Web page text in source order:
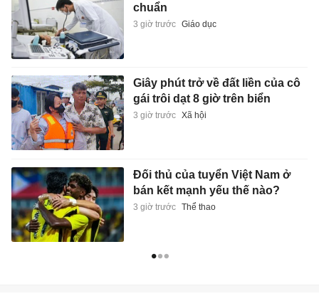
chuẩn
3 giờ trước Giáo dục
Giây phút trở về đất liền của cô
gái trôi dạt 8 giờ trên biển
3 giờ trước Xã hội
Đối thủ của tuyển Việt Nam ở
bán kết mạnh yếu thế nào?
3 giờ trước Thể thao